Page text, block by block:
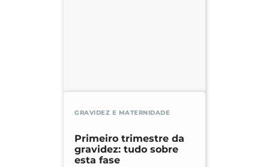
GRAVIDEZ E MATERNIDADE
Primeiro trimestre da
gravidez: tudo sobre
esta fase